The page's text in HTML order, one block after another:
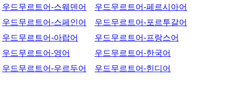
우드무르트어-스웨덴어
우드무르트어-스페인어
우드무르트어-아랍어
우드무르트어-영어
우드무르트어-우르두어
우드무르트어-페르시아어
우드무르트어-포르투갈어
우드무르트어-프랑스어
우드무르트어-한국어
우드무르트어-힌디어